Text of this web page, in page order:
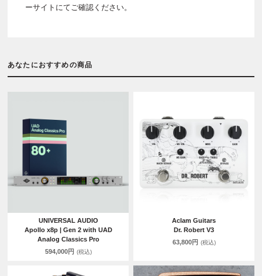
ーサイトにてご確認ください。
あなたにおすすめの商品
UNIVERSAL AUDIO
Apollo x8p | Gen 2 with UAD
Analog Classics Pro
594,000円 (税込)
Aclam Guitars
Dr. Robert V3
63,800円 (税込)